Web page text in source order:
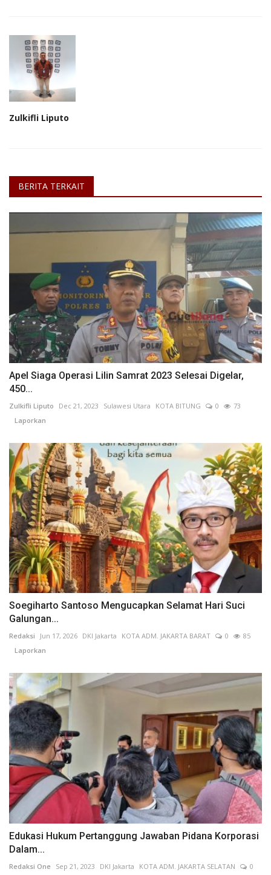
Zulkifli Liputo
BERITA TERKAIT
Apel Siaga Operasi Lilin Samrat 2023 Selesai Digelar,
450...
Zulkifli Liputo Dec 21, 2023 Sulawesi Utara KOTA BITUNG 0
73
Laporkan
Soegiharto Santoso Mengucapkan Selamat Hari Suci
Galungan...
Redaksi Jun 17, 2026 DKI Jakarta KOTA ADM. JAKARTA BARAT 0
85
Laporkan
Edukasi Hukum Pertanggung Jawaban Pidana Korporasi
Dalam...
Redaksi One Sep 21, 2023 DKI Jakarta KOTA ADM. JAKARTA SELATAN
0